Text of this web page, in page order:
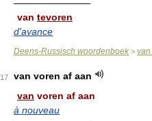
————————
van tevoren
d'avance
Deens-Russisch woordenboek > van
17
van voren af aan
van voren af aan
à nouveau